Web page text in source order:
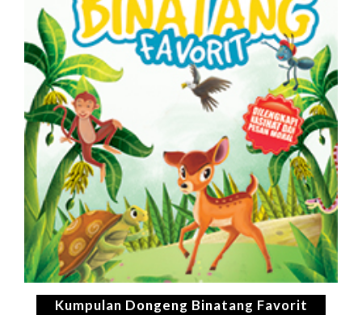
Kumpulan Dongeng Binatang Favorit